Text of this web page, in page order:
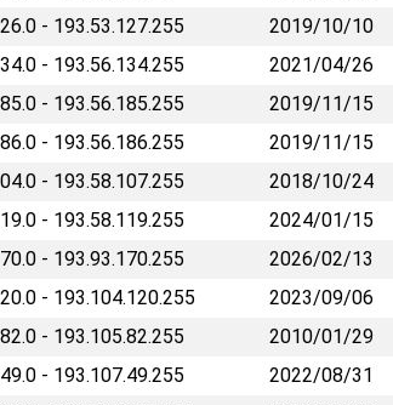
- 193.53.127.255 2019/10/10
- 193.56.134.255 2021/04/26
- 193.56.185.255 2019/11/15
- 193.56.186.255 2019/11/15
- 193.58.107.255 2018/10/24
- 193.58.119.255 2024/01/15
- 193.93.170.255 2026/02/13
- 193.104.120.255 2023/09/06
- 193.105.82.255 2010/01/29
- 193.107.49.255 2022/08/31